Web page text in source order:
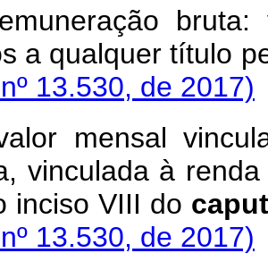
bruta:
a qualquer
13.530, de 2017)
mensal
vinculada à
inciso VIII do
13.530, de 2017)